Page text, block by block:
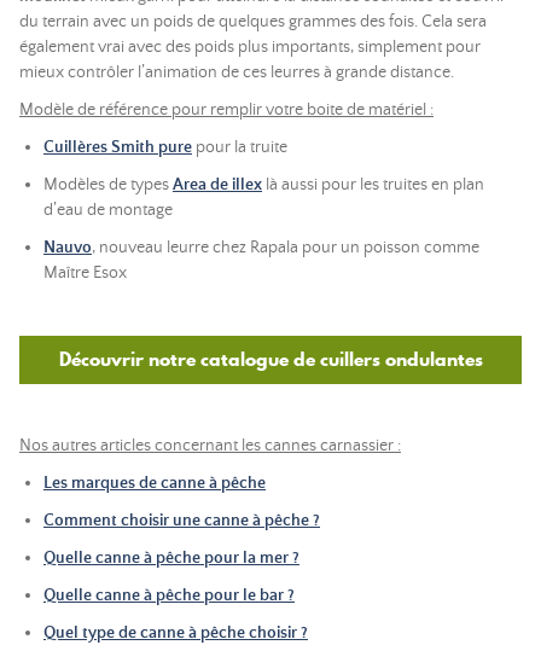
du terrain avec un poids de quelques grammes des fois. Cela sera
également vrai avec des poids plus importants, simplement pour
mieux contrôler l’animation de ces leurres à grande distance.
Modèle de référence pour remplir votre boite de matériel :
Cuillères Smith pure pour la truite
Modèles de typesArea de illex là aussi pour les truites en plan
d’eau de montage
Nauvo, nouveau leurre chez Rapala pour un poisson comme
Maître Esox
Découvrir notre catalogue de cuillers ondulantes
Nos autres articles concernant les cannes carnassier :
Les marques de canne à pêche
Comment choisir une canne à pêche ?
Quelle canne à pêche pour la mer ?
Quelle canne à pêche pour le bar ?
Quel type de canne à pêche choisir ?